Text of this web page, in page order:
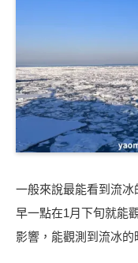
一般來說最能看到流冰
早一點在1月下旬就能
影響，能觀測到流冰的